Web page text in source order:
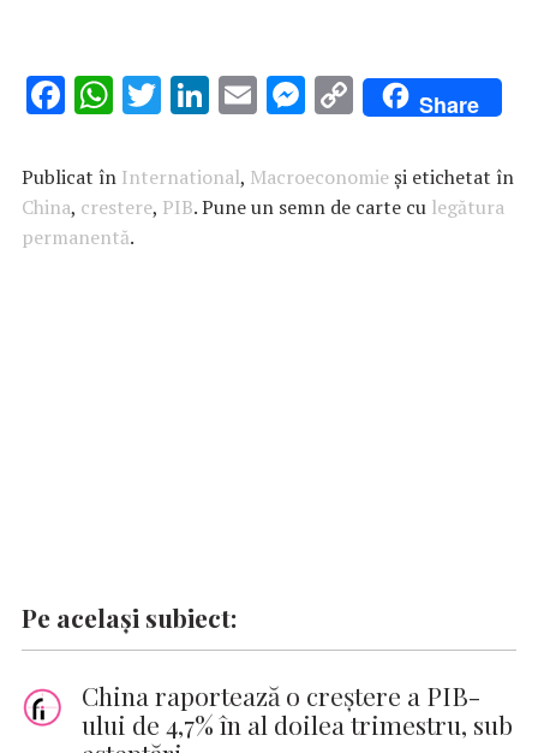
F
e
b
o
W
at
s
A
T
it
te
Li
k
e
E
ai
l
M
se
n
C
o
p
y
Share
Publicat în International, Macroeconomieși etichetat în
China, crestere, PIB. Pune un semn de carte cu legătura
permanentă.
Pe același subiect:
China raportează o creștere a PIB-
ului de 4,7% în al doilea trimestru, sub